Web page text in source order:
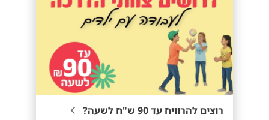
רוצים להרוויח עד 90 ש"ח לשעה?